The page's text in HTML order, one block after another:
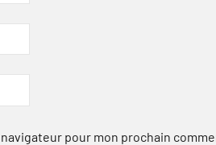
pour mon prochain